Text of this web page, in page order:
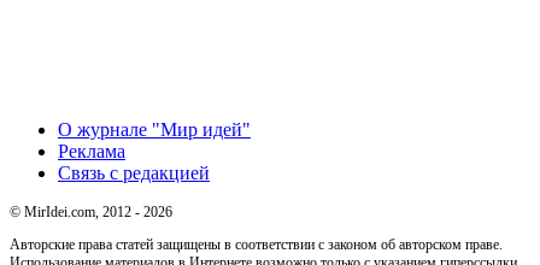
О журнале "Мир идей"
Реклама
Связь с редакцией
© MirIdei.com, 2012 - 2026
Авторские права статей защищены в соответствии с законом об авторском праве.